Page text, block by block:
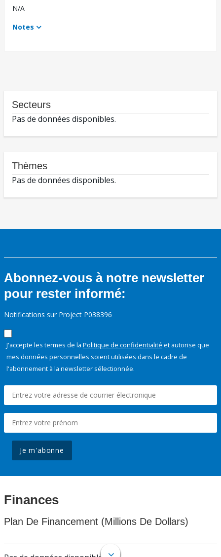
N/A
Notes
Secteurs
Pas de données disponibles.
Thèmes
Pas de données disponibles.
Abonnez-vous à notre newsletter
pour rester informé:
Notifications sur Project P038396
J'accepte les termes de la Politique de confidentialité et autorise que
mes données personnelles soient utilisées dans le cadre de
l'abonnement à la newsletter sélectionnée.
Je m'abonne
Finances
Plan De Financement (Millions De Dollars)